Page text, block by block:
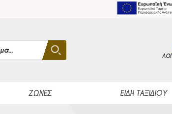
Close search
Αναζήτηση
ΖΏΝΕΣ ΕΊΔΗ ΤΑΞΙΔΊΟΥ